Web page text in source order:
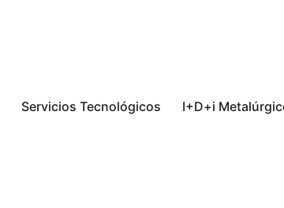
Servicios Tecnológicos I+D+i